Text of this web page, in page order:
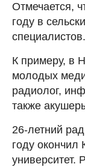
Отмечается,
году в
специалистов.
К примеру, в
молодых
радиолог,
также
26-летний
году окончил
университет.